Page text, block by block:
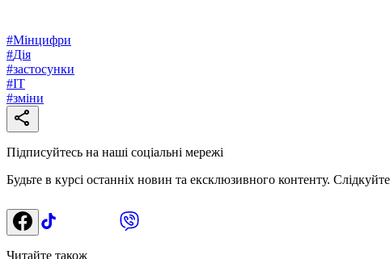
#Мінцифри
#Дія
#застосунки
#IT
#зміни
Підписуйтесь на наші соціальні мережі
Будьте в курсі останніх новин та ексклюзивного контенту.
Читайте також